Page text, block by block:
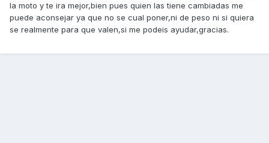
la moto y te ira mejor,bien pues quien las tiene cambiadas me
puede aconsejar ya que no se cual poner,ni de peso ni si quiera
se realmente para que valen,si me podeis ayudar,gracias.